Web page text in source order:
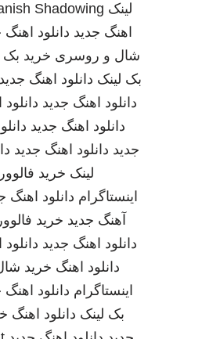
لینک Shadowing
اهنگ جدید دانلود اهنگ
شال و روسری خرید بک
بک لینک دانلود اهنگ جدید
دانلود اهنگ جدید
دانلود اهنگ جدید
جدید دانلود اهنگ جدید
لینک خرید
اینستاگرام دانلود اهنگ
آهنگ جدید خرید
دانلود اهنگ جدید
دانلود اهنگ خرید
اینستاگرام دانلود اهنگ
بک لینک دانلود اهنگ